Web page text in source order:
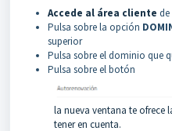
Accede al área cliente
Pulsa sobre la opción
superior
Pulsa sobre el dominio que
Pulsa sobre el botón
la nueva ventana te ofrece
tener en cuenta.